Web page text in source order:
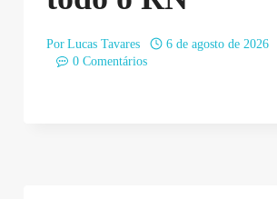
Por Lucas Tavares
6 de agosto de 2026
0 Comentários